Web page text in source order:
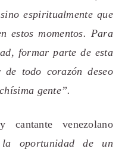
espiritualmente que
estos momentos. Para
formar parte de esta
todo corazón deseo
gente”.
venezolano
oportunidad de un